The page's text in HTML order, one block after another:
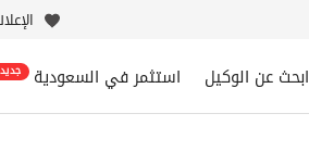
ابحث عن الوكيل استثمر في السعودية جديد